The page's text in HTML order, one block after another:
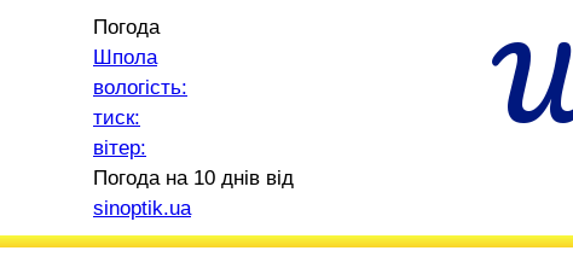
Погода
Шпола
вологість:
тиск:
вітер:
Погода на 10 днів від
sinoptik.ua